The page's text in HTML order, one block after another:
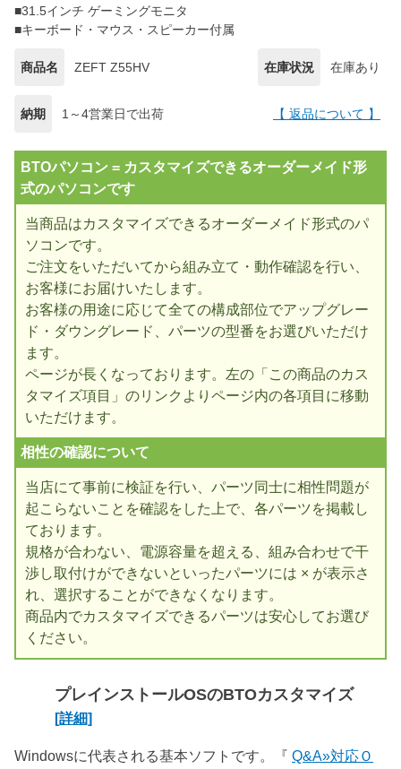
■31.5インチ ゲーミングモニタ
■キーボード・マウス・スピーカー付属
商品名 ZEFT Z55HV 在庫状況 在庫あり
納期 1～4営業日で出荷 【 返品について 】
BTOパソコン = カスタマイズできるオーダーメイド形
式のパソコンです
当商品はカスタマイズできるオーダーメイド形式のパ
ソコンです。
ご注文をいただいてから組み立て・動作確認を行い、
お客様にお届けいたします。
お客様の用途に応じて全ての構成部位でアップグレー
ド・ダウングレード、パーツの型番をお選びいただけ
ます。
ページが長くなっております。左の「この商品のカス
タマイズ項目」のリンクよりページ内の各項目に移動
いただけます。
相性の確認について
当店にて事前に検証を行い、パーツ同士に相性問題が
起こらないことを確認をした上で、各パーツを掲載し
ております。
規格が合わない、電源容量を超える、組み合わせで干
渉し取付けができないといったパーツには × が表示さ
れ、選択することができなくなります。
商品内でカスタマイズできるパーツは安心してお選び
ください。
プレインストールOSのBTOカスタマイズ
[詳細]
Windowsに代表される基本ソフトです。『 Q&A»対応Ｏ